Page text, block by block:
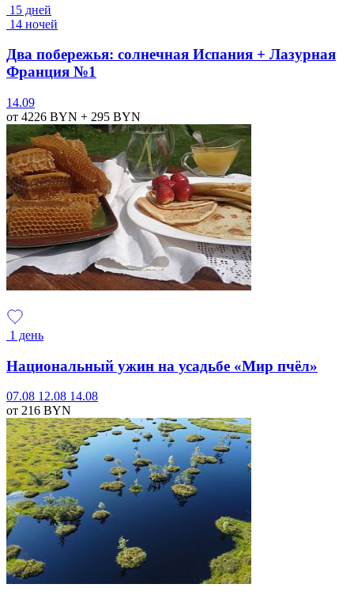
15 дней
14 ночей
Два побережья: солнечная Испания + Лазурная
Франция №1
14.09
от 4226 BYN + 295 BYN
1 день
Национальный ужин на усадьбе «Мир пчёл»
07.08 12.08 14.08
от 216 BYN